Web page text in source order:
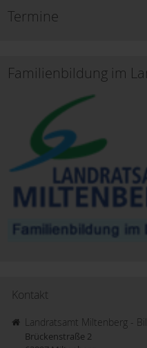
Termine
Familienbildung im
Kontakt
Landratsamt Miltenberg -
Brückenstraße 2